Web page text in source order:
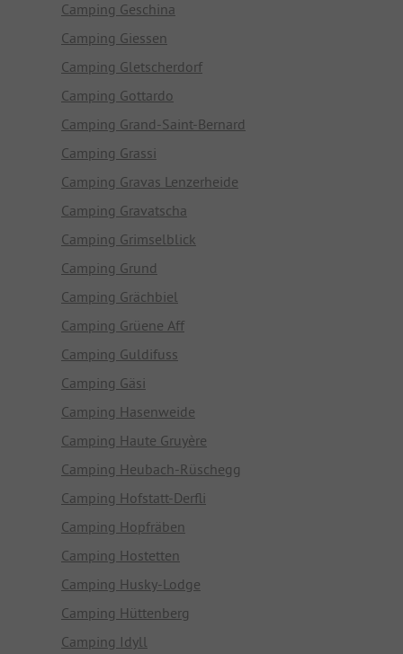
Camping Geschina
Camping Giessen
Camping Gletscherdorf
Camping Gottardo
Camping Grand-Saint-Bernard
Camping Grassi
Camping Gravas Lenzerheide
Camping Gravatscha
Camping Grimselblick
Camping Grund
Camping Grächbiel
Camping Grüene Aff
Camping Guldifuss
Camping Gäsi
Camping Hasenweide
Camping Haute Gruyère
Camping Heubach-Rüschegg
Camping Hofstatt-Derfli
Camping Hopfräben
Camping Hostetten
Camping Husky-Lodge
Camping Hüttenberg
Camping Idyll